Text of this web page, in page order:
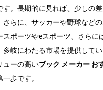
す。長期的に見れば、少しの
さらに、サッカーや野球など
スポーツやeスポーツ、さらに
多岐にわたる市場を提供して
ューの高いブック メーカー お
歩です。